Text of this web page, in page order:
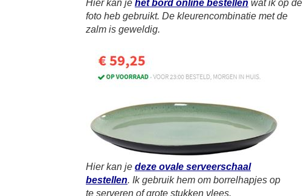
Hier kan je het bord online bestellen wat ik op de
foto heb gebruikt. De kleurencombinatie met de
zalm is geweldig.
Hier kan je deze ovale serveerschaal
bestellen. Ik gebruik hem om borrelhapjes op
te serveren of grote stukken vlees.